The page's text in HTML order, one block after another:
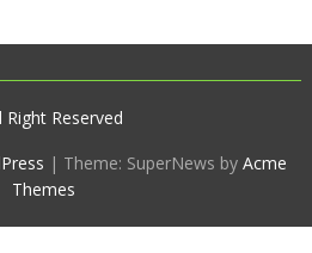
Reserved
| Theme: SuperNews byAcme
Themes